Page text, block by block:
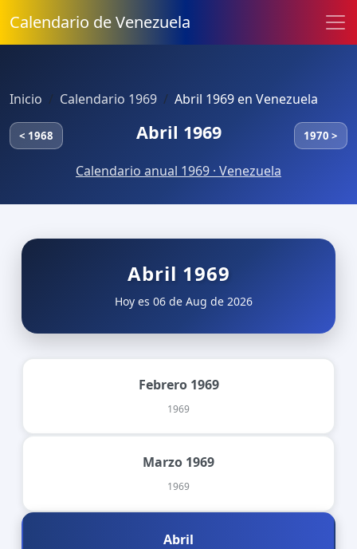
Calendario de Venezuela
Inicio Calendario 1969 Abril 1969 en Venezuela
< 1968 Abril 1969 1970 >
Calendario anual 1969 · Venezuela
Abril 1969
Hoy es 06 de Aug de 2026
Febrero 1969
1969
Marzo 1969
1969
Abril